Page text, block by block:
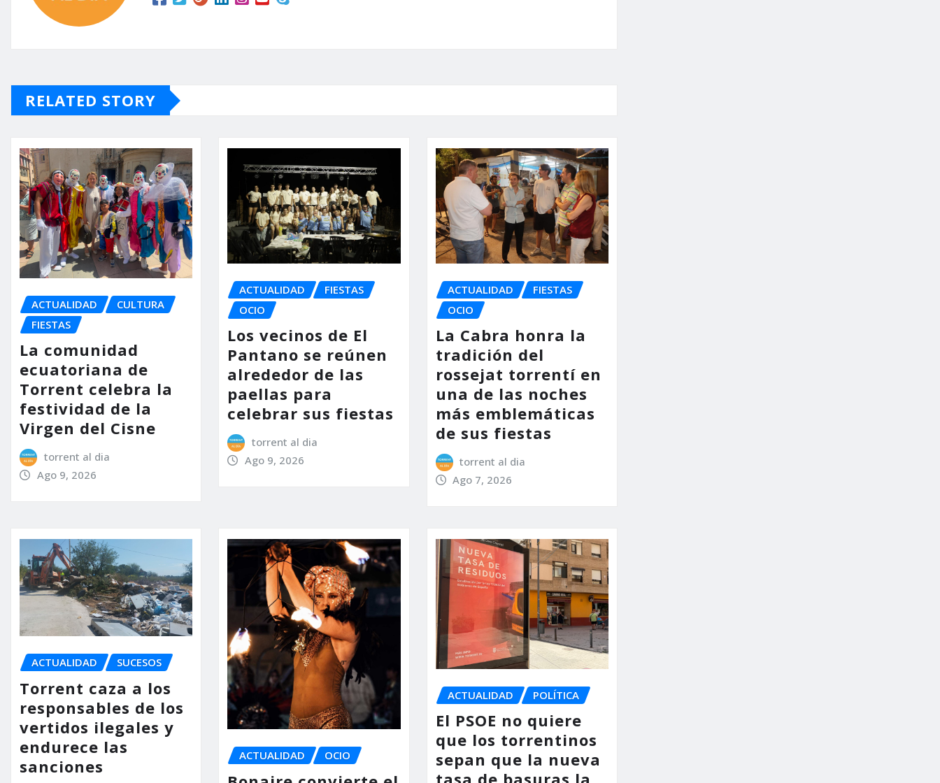
RELATED STORY
ACTUALIDAD
CULTURA
FIESTAS
La comunidad
ecuatoriana de
Torrent celebra la
festividad de la
Virgen del Cisne
torrent al dia
Ago 9, 2026
ACTUALIDAD
FIESTAS
OCIO
Los vecinos de El
Pantano se reúnen
alrededor de las
paellas para
celebrar sus fiestas
torrent al dia
Ago 9, 2026
ACTUALIDAD
FIESTAS
OCIO
La Cabra honra la
tradición del
rossejat torrentí en
una de las noches
más emblemáticas
de sus fiestas
torrent al dia
Ago 7, 2026
ACTUALIDAD SUCESOS
Torrent caza a los
responsables de los
vertidos ilegales y
endurece las
sanciones
ACTUALIDAD OCIO
ACTUALIDAD POLÍTICA
El PSOE no quiere
que los torrentinos
sepan que la nueva